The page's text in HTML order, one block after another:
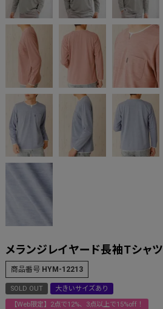
メランジレイヤード長袖Tシャツ
商品番号 HYM-12213
SOLD OUT
大きいサイズあり
【Web限定】2点で12%、3点以上で15%off！